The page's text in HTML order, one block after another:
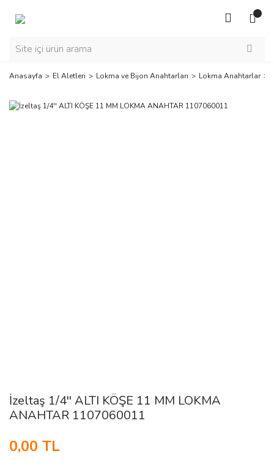
Anasayfa El Aletleri Lokma ve Bijon Anahtarları Lokma Anahtarlar
İzeltaş 1/4'' ALTI KÖŞE 11 MM LOKMA
ANAHTAR 1107060011
0,00 TL